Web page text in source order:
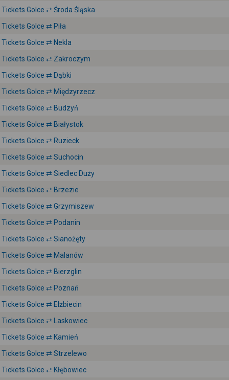
Tickets Golce ⇄ Środa Śląska
Tickets Golce ⇄ Piła
Tickets Golce ⇄ Nekla
Tickets Golce ⇄ Zakroczym
Tickets Golce ⇄ Dąbki
Tickets Golce ⇄ Międzyrzecz
Tickets Golce ⇄ Budzyń
Tickets Golce ⇄ Białystok
Tickets Golce ⇄ Ruzieck
Tickets Golce ⇄ Suchocin
Tickets Golce ⇄ Siedlec Duży
Tickets Golce ⇄ Brzezie
Tickets Golce ⇄ Grzymiszew
Tickets Golce ⇄ Podanin
Tickets Golce ⇄ Sianożęty
Tickets Golce ⇄ Malanów
Tickets Golce ⇄ Bierzglin
Tickets Golce ⇄ Poznań
Tickets Golce ⇄ Elżbiecin
Tickets Golce ⇄ Laskowiec
Tickets Golce ⇄ Kamień
Tickets Golce ⇄ Strzelewo
Tickets Golce ⇄ Kłębowiec